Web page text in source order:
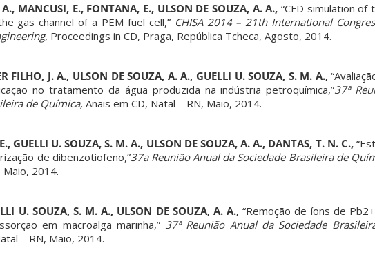
MANCUSI, E., FONTANA, E., ULSON DE SOUZA, A. A., “CFD simulation of
gas channel of a PEM fuel cell,”CHISA 2014 – 21th International
Proceedings in CD, Praga, República Tcheca, Agosto, 2014.
FILHO, J. A., ULSON DE SOUZA, A. A., GUELLI U. SOUZA, S. M. A.,
no tratamento da água produzida na indústria petroquímica,”37ª
de Química, Anais em CD, Natal – RN, Maio, 2014.
GUELLI U. SOUZA, S. M. A., ULSON DE SOUZA, A. A., DANTAS, T. N. C.,
de dibenzotiofeno,”37a Reunião Anual da Sociedade Brasileira de
Maio, 2014.
U. SOUZA, S. M. A., ULSON DE SOUZA, A. A.,“Remoção de íons de
em macroalga marinha,” 37ª Reunião Anual da Sociedade
– RN, Maio, 2014.